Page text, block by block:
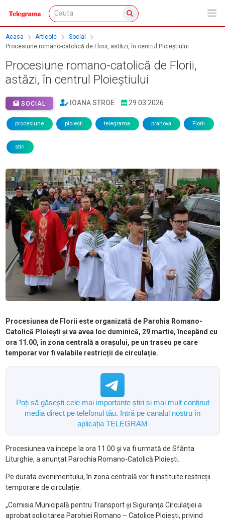
Acasa Articole
Social
Procesiune romano-catolică de Florii, astăzi, în centrul Ploieștiului
Procesiune romano-catolică de Florii,
astăzi, în centrul Ploieștiului
SOCIAL IOANA STROE 29.03.2026
procesiune ploiesti telegrama prahova Florii
stiri
Procesiunea de Florii este organizată de Parohia Romano-
Catolică Ploiești și va avea loc duminică, 29 martie, începând cu
ora 11.00, în zona centrală a orașului, pe un traseu pe care
temporar vor fi valabile restricții de circulație.
Poți să găsești cele mai importante știri și mai mult conținut
media direct pe telefonul tău. Intră pe canalul nostru în
aplicația TELEGRAM
Procesiunea va începe la ora 11.00 și va fi urmată de Sfânta
Liturghie, a anunțat Parochia Romano-Catolică Ploiești.
Pe durata evenimentului, în zona centrală vor fi instituite restricții
temporare de circulație.
„Comisia Municipală pentru Transport şi Siguranţa Circulaţiei a
aprobat solicitarea Parohiei Romano – Catolice Ploiești, privind